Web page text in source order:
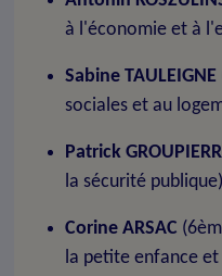
à l'économie et à
Sabine TAULEIGNE
sociales et au
Patrick
la sécurité publique)
Corine ARSAC
la petite enfance et